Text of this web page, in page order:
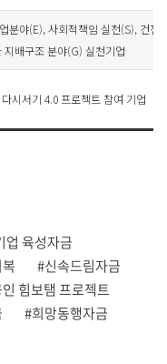
분야(E), 사회적책임 실천(S), 건전
지배구조 분야(G) 실천기업
시서기 4.0 프로젝트 참여 기업
업 육성자금
#신속드림자금
힘보탬 프로젝트
#희망동행자금